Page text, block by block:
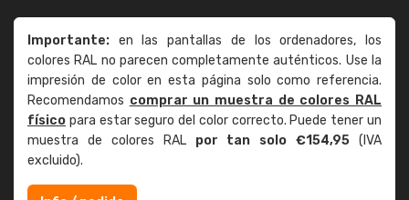
Importante: en las pantallas de los ordenadores, los
colores RAL no parecen completamente auténticos. Use la
impresión de color en esta página solo como referencia.
Recomendamos comprar un muestra de colores RAL
físico para estar seguro del color correcto. Puede tener un
muestra de colores RAL por tan solo €154,95 (IVA
excluido).